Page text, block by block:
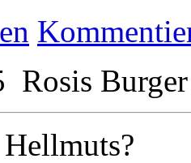
Rosis Burger